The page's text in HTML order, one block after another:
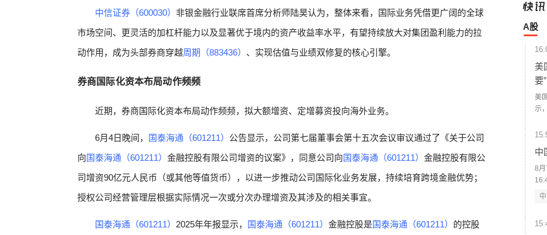
中信证券（600030） 非银金融行业联席首席分析师陆昊认为，整体来看，国际业务凭借更广阔的全球
市场空间、更灵活的加杠杆能力以及显著优于境内的资产收益率水平，有望持续放大对集团盈利能力的拉
动作用，成为头部券商穿越周期（883436） 、实现估值与业绩双修复的核心引擎。
券商国际化资本布局动作频频
近期，券商国际化资本布局动作频频，拟大额增资、定增募资投向海外业务。
6月4日晚间， 国泰海通（601211） 公告显示，公司第七届董事会第十五次会议审议通过了《关于公司
向国泰海通（601211） 金融控股有限公司增资的议案》，同意公司向国泰海通（601211） 金融控股有限公
司增资90亿元人民币（或其他等值货币），以进一步推动公司国际化业务发展，持续培育跨境金融优势；
授权公司经营管理层根据实际情况一次或分次办理增资及其涉及的相关事宜。
国泰海通（601211） 2025年年报显示， 国泰海通（601211） 金融控股是国泰海通（601211） 的控股
A股
美
要”
美
示
尔
过
送
中
8
润
同